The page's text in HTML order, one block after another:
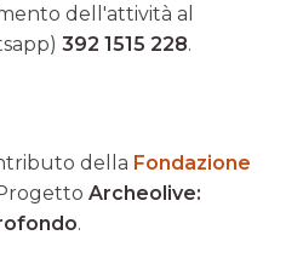
dell'attività al
392 1515 228.
della Fondazione
Archeolive:
.